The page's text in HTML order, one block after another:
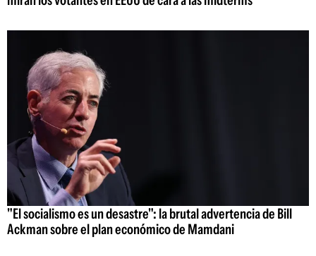
"El socialismo es un desastre": la brutal advertencia de Bill
Ackman sobre el plan económico de Mamdani